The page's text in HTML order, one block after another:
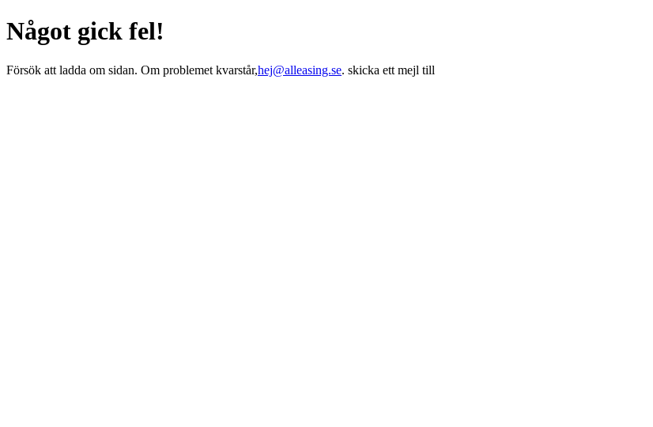
Något gick fel!
Försök att ladda om sidan. Om problemet kvarstår,hej@alleasing.se. skicka ett mejl till